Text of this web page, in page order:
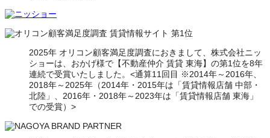
2025年 オリコン顧客満足度調査におきまして、株式会社ニッ
ショーは、おかげ様で【不動産仲介 賃貸 東海】の第1位を8年
連続で受賞いたしました。<通算11回目 ※2014年～2016年、
2018年～2025年（2014年・2015年は「賃貸情報店舗 中部・
北陸」、2016年・2018年～2023年は「賃貸情報店舗 東海」
での受賞）>